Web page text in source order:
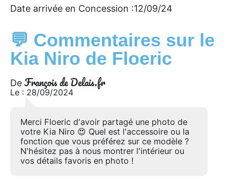
Date arrivée en Concession :12/09/24
💬 Commentaires sur le
Kia Niro de Floeric
De François de Delais.fr
Le : 28/09/2024
Merci Floeric d'avoir partagé une photo de
votre Kia Niro 😍 Quel est l'accessoire ou la
fonction que vous préférez sur ce modèle ?
N'hésitez pas à nous montrer l'intérieur ou
vos détails favoris en photo !